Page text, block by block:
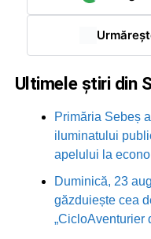
Ultimele știri din
Primăria Sebeș
iluminatului
apelului la
Duminică, 23
găzduiește cea
„CicloAventurier